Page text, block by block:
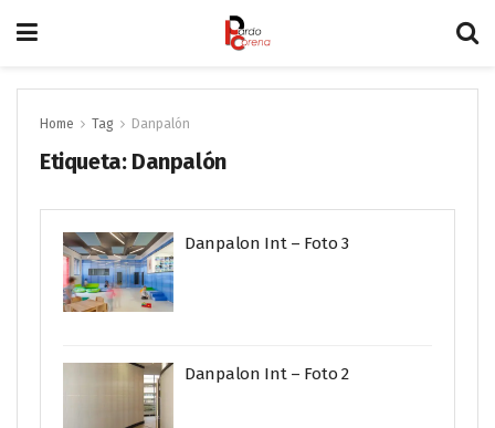
Home Tag Danpalón
Etiqueta: Danpalón
Danpalon Int – Foto 3
Danpalon Int – Foto 2